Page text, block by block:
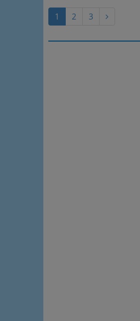
1 2 3